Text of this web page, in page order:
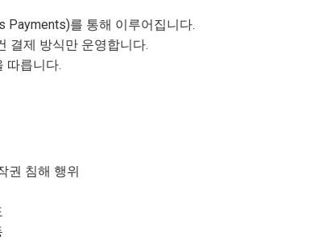
Payments)를 통해 이루어집니다.
결제 방식만 운영합니다.
따릅니다.
권 침해 행위